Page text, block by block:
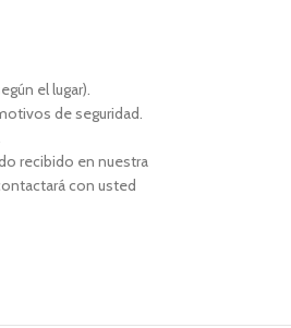
el lugar).
de seguridad.
recibido en nuestra
con usted